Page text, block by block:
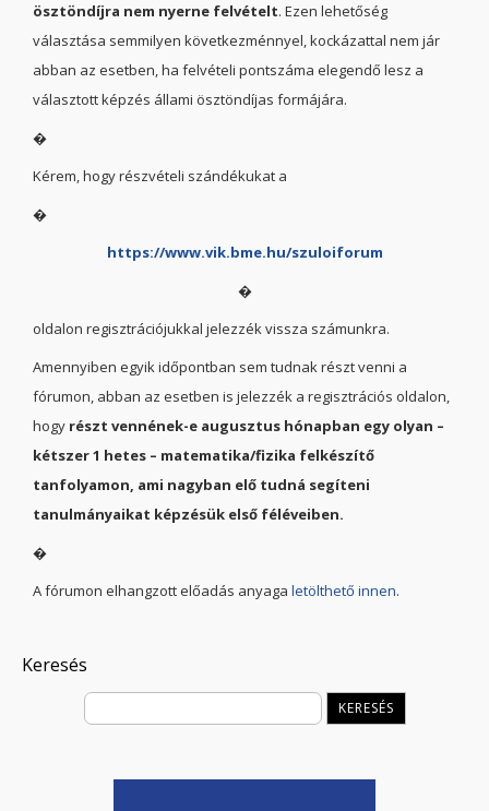
ösztöndíjra nem nyerne felvételt. Ezen lehetőség
választása semmilyen következménnyel, kockázattal nem jár
abban az esetben, ha felvételi pontszáma elegendő lesz a
választott képzés állami ösztöndíjas formájára.
�
Kérem, hogy részvételi szándékukat a
�
https://www.vik.bme.hu/szuloiforum
�
oldalon regisztrációjukkal jelezzék vissza számunkra.
Amennyiben egyik időpontban sem tudnak részt venni a
fórumon, abban az esetben is jelezzék a regisztrációs oldalon,
hogy részt vennének-e augusztus hónapban egy olyan –
kétszer 1 hetes – matematika/fizika felkészítő
tanfolyamon, ami nagyban elő tudná segíteni
tanulmányaikat képzésük első féléveiben.
�
A fórumon elhangzott előadás anyaga letölthető innen.
Keresés